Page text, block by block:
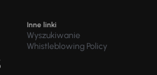
Inne linki
Wyszukiwanie
Whistleblowing Policy